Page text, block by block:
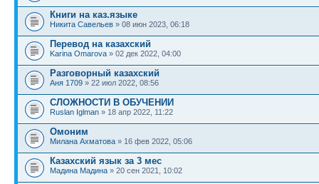
Книги на каз.языке
Никита Савельев » 08 июн 2023, 06:18
Перевод на казахский
Karina Omarova » 02 дек 2022, 04:00
Разговорный казахский
Аня 1709 » 22 июл 2022, 08:56
СЛОЖНОСТИ В ОБУЧЕНИИ
Ruslan Iglman » 18 апр 2022, 11:22
Омоним
Милана Ахматова » 16 фев 2022, 05:06
Казахский язык за 3 мес
Мадина Мадина » 20 сен 2021, 10:02